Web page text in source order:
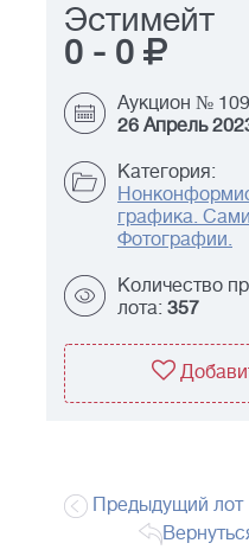
Эстимейт
0 - 0
Аукцион №
26 Апрель
Категория:
графика.
Фотографии.
Количество
лота: 357
Предыдущий лот